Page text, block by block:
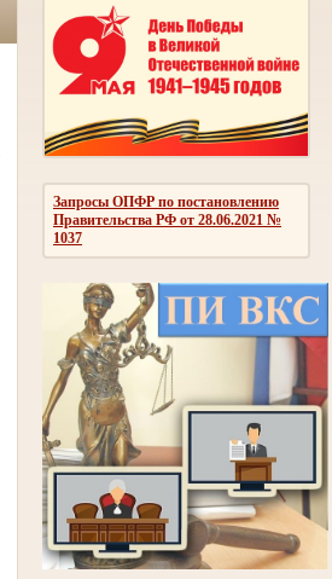
Запросы ОПФР по постановлению
Правительства РФ от 28.06.2021 №
1037